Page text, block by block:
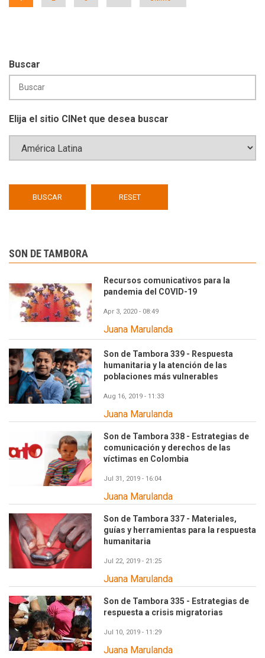
Buscar
Elija el sitio CINet que desea buscar
SON DE TAMBORA
Recursos comunicativos para la
pandemia del COVID-19
Apr 3, 2020 - 08:49
Juana Marulanda
Son de Tambora 339 - Respuesta
humanitaria y la atención de las
poblaciones más vulnerables
Aug 16, 2019 - 11:33
Juana Marulanda
Son de Tambora 338 - Estrategias de
comunicación y derechos de las
víctimas en Colombia
Jul 31, 2019 - 16:04
Juana Marulanda
Son de Tambora 337 - Materiales,
guías y herramientas para la respuesta
humanitaria
Jul 22, 2019 - 21:25
Juana Marulanda
Son de Tambora 335 - Estrategias de
respuesta a crisis migratorias
Jul 10, 2019 - 11:29
Juana Marulanda